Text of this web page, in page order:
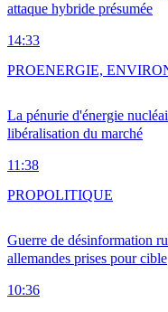
attaque hybride présumée
14:33
La pénurie d'énergie
libéralisation du marché
11:38
PROENERGIE,
Guerre de désinformation
allemandes prises pour cible
10:36
PROPOLITIQUE